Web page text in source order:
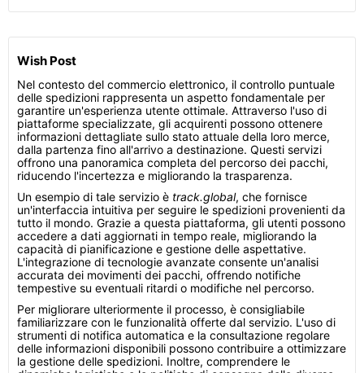
Wish Post
Nel contesto del commercio elettronico, il controllo puntuale
delle spedizioni rappresenta un aspetto fondamentale per
garantire un'esperienza utente ottimale. Attraverso l'uso di
piattaforme specializzate, gli acquirenti possono ottenere
informazioni dettagliate sullo stato attuale della loro merce,
dalla partenza fino all'arrivo a destinazione. Questi servizi
offrono una panoramica completa del percorso dei pacchi,
riducendo l'incertezza e migliorando la trasparenza.
Un esempio di tale servizio è track.global, che fornisce
un'interfaccia intuitiva per seguire le spedizioni provenienti da
tutto il mondo. Grazie a questa piattaforma, gli utenti possono
accedere a dati aggiornati in tempo reale, migliorando la
capacità di pianificazione e gestione delle aspettative.
L'integrazione di tecnologie avanzate consente un'analisi
accurata dei movimenti dei pacchi, offrendo notifiche
tempestive su eventuali ritardi o modifiche nel percorso.
Per migliorare ulteriormente il processo, è consigliabile
familiarizzare con le funzionalità offerte dal servizio. L'uso di
strumenti di notifica automatica e la consultazione regolare
delle informazioni disponibili possono contribuire a ottimizzare
la gestione delle spedizioni. Inoltre, comprendere le